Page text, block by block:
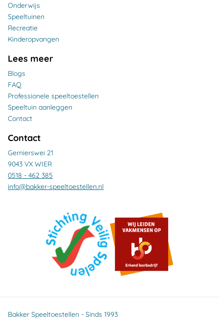
Onderwijs
Speeltuinen
Recreatie
Kinderopvangen
Lees meer
Blogs
FAQ
Professionele speeltoestellen
Speeltuin aanleggen
Contact
Contact
Gernierswei 21
9043 VX WIER
0518 - 462 385
info@bakker-speeltoestellen.nl
Bakker Speeltoestellen - Sinds 1993